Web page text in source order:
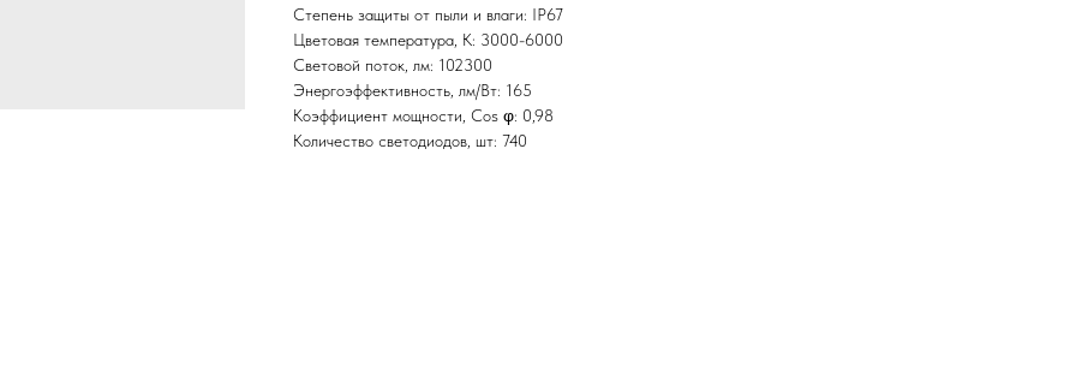
Степень защиты от пыли и влаги: IP67
Цветовая температура, K: 3000-6000
Световой поток, лм: 102300
Энергоэффективность, лм/Вт: 165
Коэффициент мощности, Cos φ: 0,98
Количество светодиодов, шт: 740